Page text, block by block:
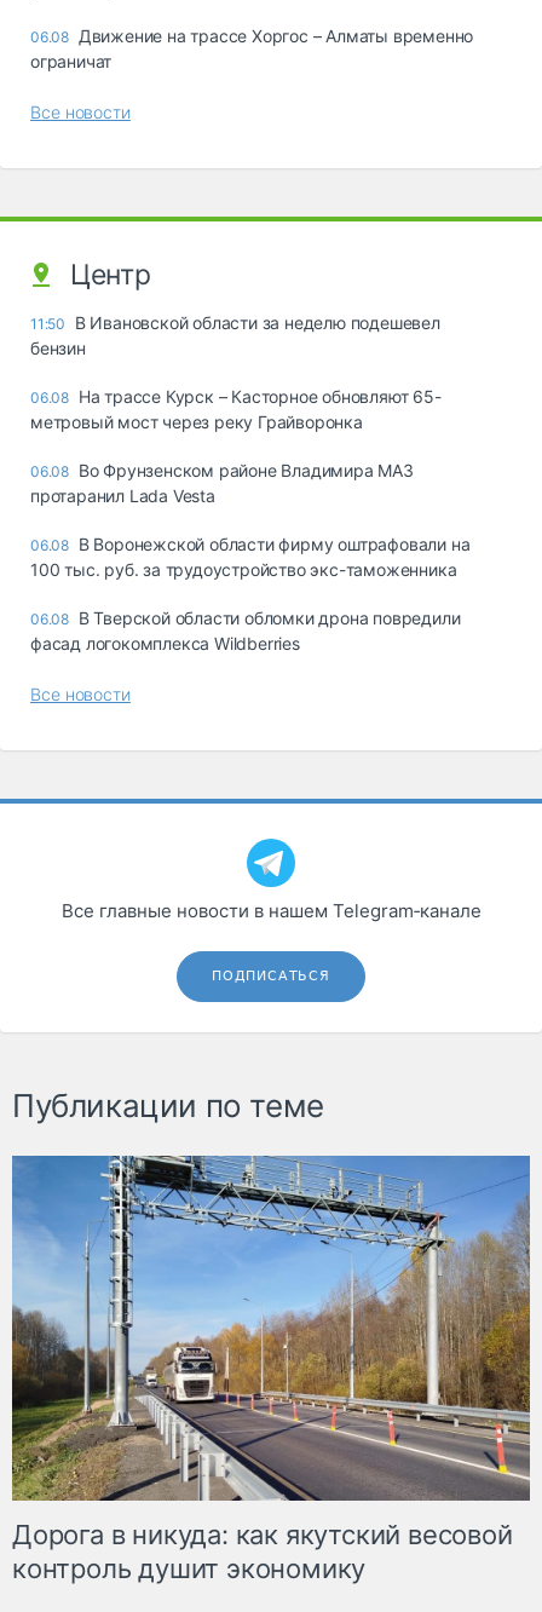
06.08 Движение на трассе Хоргос – Алматы временно
ограничат
Все новости
Центр
11:50
В Ивановской области за неделю подешевел
бензин
06.08 На трассе Курск – Касторное обновляют 65-
метровый мост через реку Грайворонка
06.08 Во Фрунзенском районе Владимира МАЗ
протаранил Lada Vesta
06.08 В Воронежской области фирму оштрафовали на
100 тыс. руб. за трудоустройство экс-таможенника
06.08 В Тверской области обломки дрона повредили
фасад логокомплекса Wildberries
Все новости
Все главные новости в нашем Telegram‑канале
ПОДПИСАТЬСЯ
Публикации по теме
Дорога в никуда: как якутский весовой
контроль душит экономику